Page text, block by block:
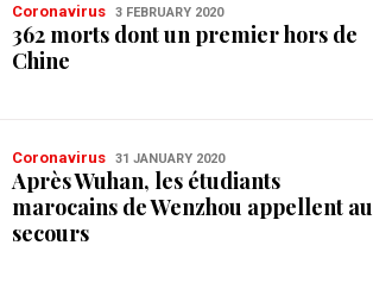
Coronavirus 3 FEBRUARY 2020
362 morts dont un premier hors de
Chine
Coronavirus 31 JANUARY 2020
Après Wuhan, les étudiants
marocains de Wenzhou appellent au
secours